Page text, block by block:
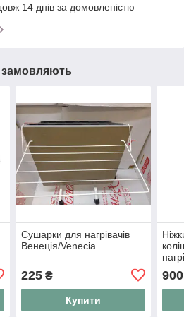
14 днів за домовленістю
Сушарки для нагрівачів
Венеція/Venecia
225₴
Купити
900